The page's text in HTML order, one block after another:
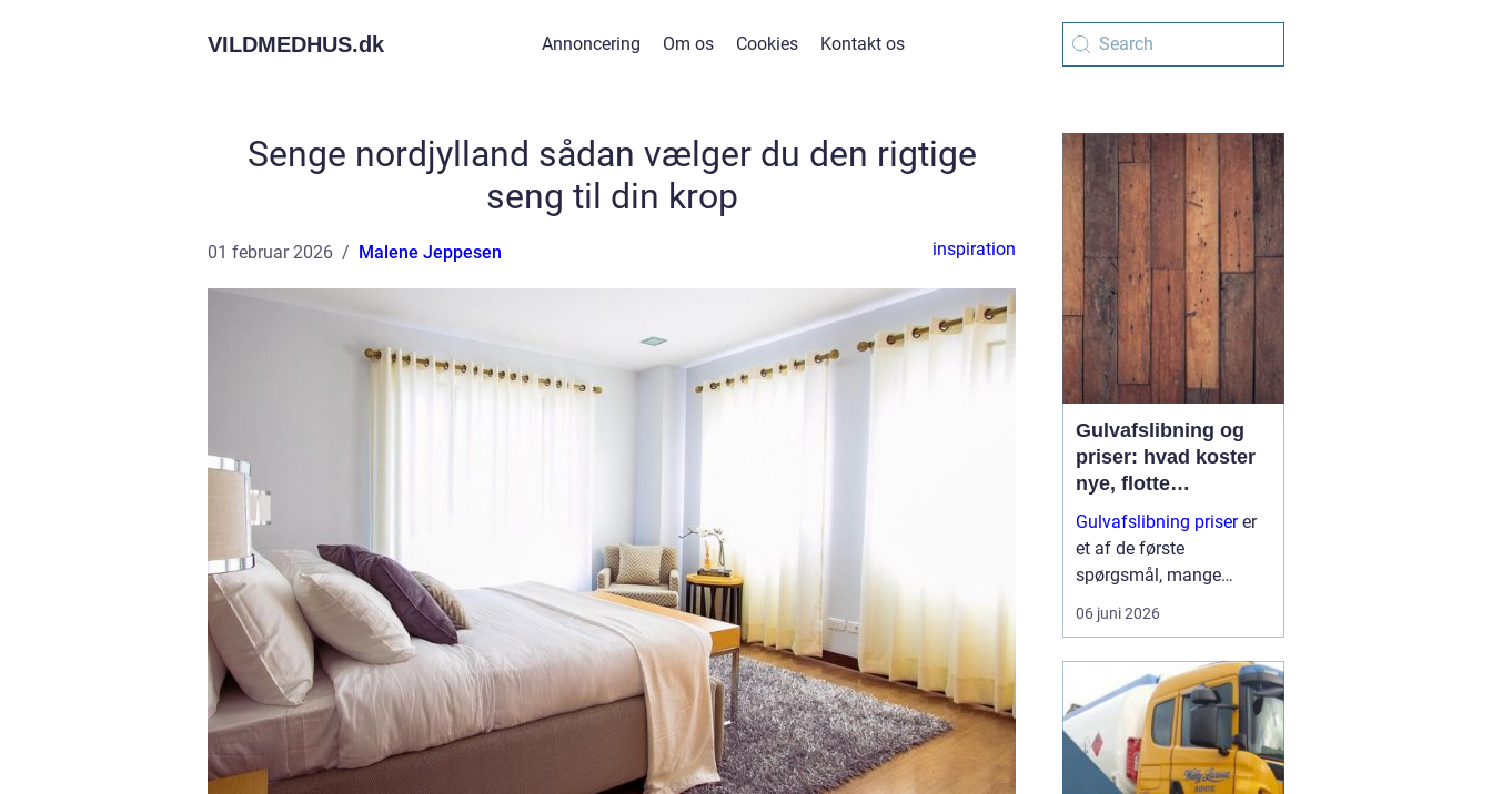
VILDMEDHUS.dk Annoncering Om os Cookies Kontakt os
Senge nordjylland sådan vælger du den rigtige
seng til din krop
01 februar 2026 Malene Jeppesen inspiration
Gulvafslibning og
priser: hvad koster
nye, flotte
trægulve?
Gulvafslibning priserer
et af de første
spørgsmål, mange
boligejere stiller, når de
opdager ridser, pletter og
mange måd...
06 juni 2026